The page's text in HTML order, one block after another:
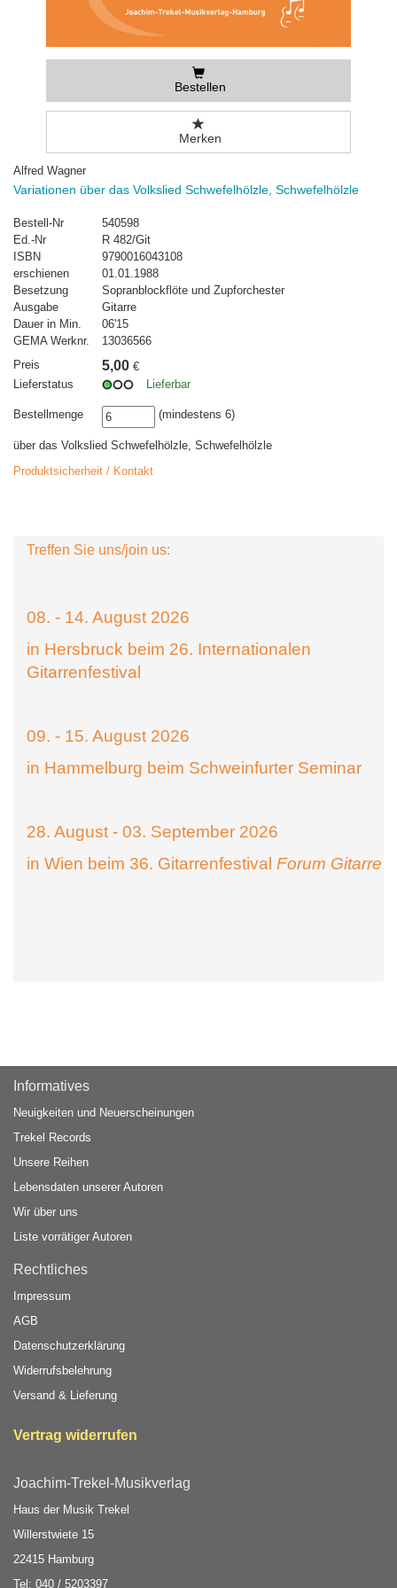
Bestellen
Merken
Alfred Wagner
Variationen über das Volkslied Schwefelhölzle, Schwefelhölzle
Bestell-Nr
540598
Ed.-Nr
R 482/Git
ISBN
9790016043108
erschienen
01.01.1988
Besetzung
Sopranblockflöte und Zupforchester
Ausgabe
Gitarre
Dauer in Min.
06'15
GEMA Werknr.
13036566
Preis
5,00 €
Lieferstatus
Lieferbar
Bestellmenge (mindestens 6)
über das Volkslied Schwefelhölzle, Schwefelhölzle
Produktsicherheit / Kontakt
Treffen Sie uns/join us:
08. - 14. August 2026
in Hersbruck beim 26. Internationalen
Gitarrenfestival
09. - 15. August 2026
in Hammelburg beim Schweinfurter Seminar
28. August - 03. September 2026
in Wien beim 36. Gitarrenfestival Forum Gitarre
Informatives
Neuigkeiten und Neuerscheinungen
Trekel Records
Unsere Reihen
Lebensdaten unserer Autoren
Wir über uns
Liste vorrätiger Autoren
Rechtliches
Impressum
AGB
Datenschutzerklärung
Widerrufsbelehrung
Versand & Lieferung
Vertrag widerrufen
Joachim-Trekel-Musikverlag
Haus der Musik Trekel
Willerstwiete 15
22415 Hamburg
Tel: 040 / 5203397